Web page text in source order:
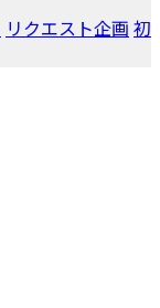
リクエスト企画 初